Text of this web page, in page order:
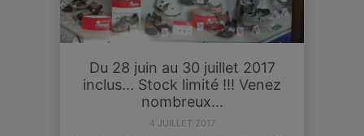
Du 28 juin au 30 juillet 2017
inclus... Stock limité !!! Venez
nombreux...
4 JUILLET 2017